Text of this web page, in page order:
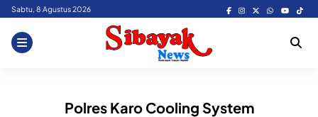
Skip
content
Sabtu, 8 Agustus 2026
Polres Karo Cooling System